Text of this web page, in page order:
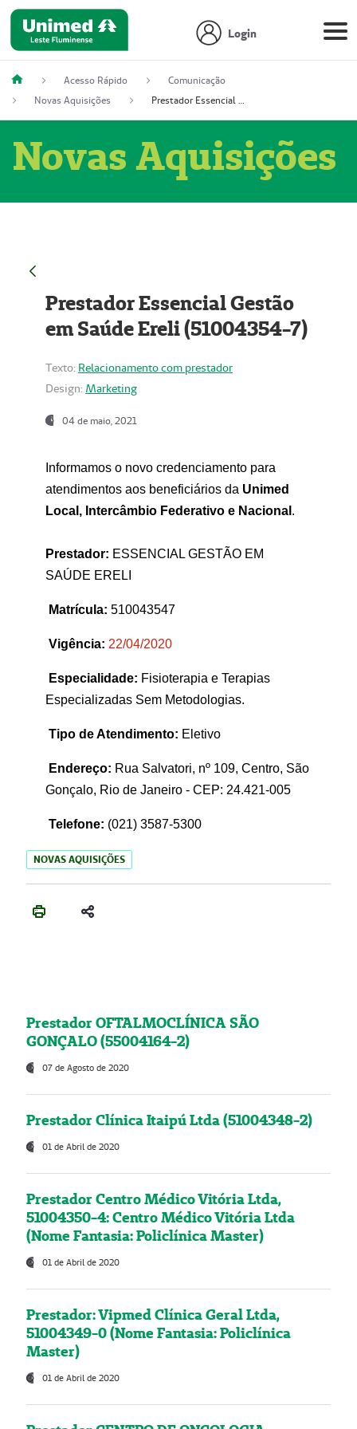
Login
Acesso Rápido
Comunicação
Novas Aquisições
Prestador Essencial Gestão em Saúde Ereli (51004354-7)
Novas Aquisições
Prestador Essencial Gestão
em Saúde Ereli (51004354-7)
Texto: Relacionamento com prestador
Design: Marketing
04 de maio, 2021
Informamos o novo credenciamento para
atendimentos aos beneficiários da Unimed
Local, Intercâmbio Federativo e Nacional .
Prestador: ESSENCIAL GESTÃO EM
SAÚDE ERELI
Matrícula: 510043547
Vigência: 22/04/2020
Especialidade: Fisioterapia e Terapias
Especializadas Sem Metodologias.
Tipo de Atendimento: Eletivo
Endereço: Rua Salvatori, nº 109, Centro, São
Gonçalo, Rio de Janeiro - CEP: 24.421-005
Telefone: (021) 3587-5300
NOVAS AQUISIÇÕES
Prestador OFTALMOCLÍNICA SÃO
GONÇALO (55004164-2)
07 de Agosto de 2020
Prestador Clínica Itaipú Ltda (51004348-2)
01 de Abril de 2020
Prestador Centro Médico Vitória Ltda,
51004350-4: Centro Médico Vitória Ltda
(Nome Fantasia: Policlínica Master)
01 de Abril de 2020
Prestador: Vipmed Clínica Geral Ltda,
51004349-0 (Nome Fantasia: Policlínica
Master)
01 de Abril de 2020